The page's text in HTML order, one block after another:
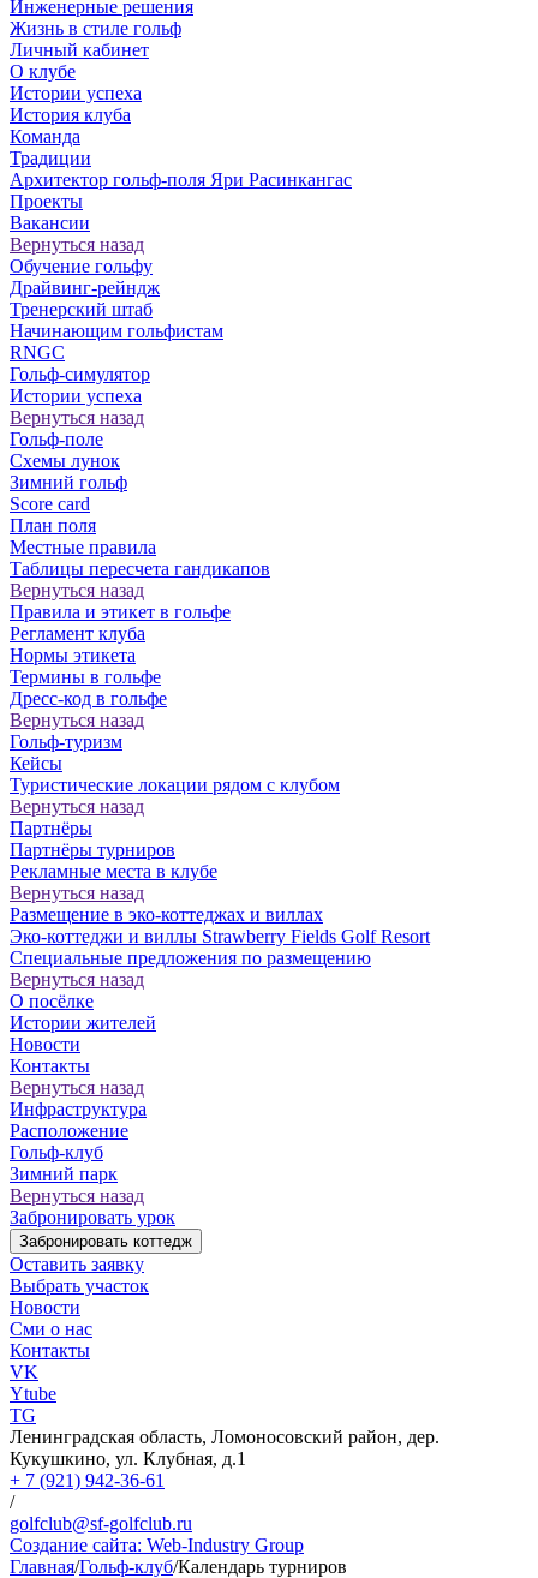
Инженерные решения
Жизнь в стиле гольф
Личный кабинет
О клубе
Истории успеха
История клуба
Команда
Традиции
Архитектор гольф-поля Яри Расинкангас
Проекты
Вакансии
Вернуться назад
Обучение гольфу
Драйвинг-рейндж
Тренерский штаб
Начинающим гольфистам
RNGC
Гольф-симулятор
Истории успеха
Вернуться назад
Гольф-поле
Схемы лунок
Зимний гольф
Score card
План поля
Местные правила
Таблицы пересчета гандикапов
Вернуться назад
Правила и этикет в гольфе
Регламент клуба
Нормы этикета
Термины в гольфе
Дресс-код в гольфе
Вернуться назад
Гольф-туризм
Кейсы
Туристические локации рядом с клубом
Вернуться назад
Партнёры
Партнёры турниров
Рекламные места в клубе
Вернуться назад
Размещение в эко-коттеджах и виллах
Эко-коттеджи и виллы Strawberry Fields Golf Resort
Специальные предложения по размещению
Вернуться назад
О посёлке
Истории жителей
Новости
Контакты
Вернуться назад
Инфраструктура
Расположение
Гольф-клуб
Зимний парк
Вернуться назад
Забронировать урок
Забронировать коттедж
Оставить заявку
Выбрать участок
Новости
Сми о нас
Контакты
VK
Ytube
TG
Ленинградская область, Ломоносовский район, дер.
Кукушкино, ул. Клубная, д.1
+ 7 (921) 942-36-61
/
golfclub@sf-golfclub.ru
Создание сайта: Web-Industry Group
Главная/Гольф-клуб/Календарь турниров